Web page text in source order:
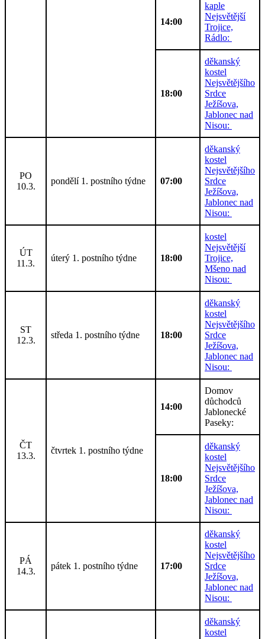
14:00
kaple
Nejsvětější
Trojice,
Rádlo:
18:00
děkanský
kostel
Nejsvětějšího
Srdce
Ježíšova,
Jablonec nad
Nisou:
PO
10.3.
pondělí 1. postního týdne 07:00
děkanský
kostel
Nejsvětějšího
Srdce
Ježíšova,
Jablonec nad
Nisou:
ÚT
11.3.
úterý 1. postního týdne 18:00
kostel
Nejsvětější
Trojice,
Mšeno nad
Nisou:
ST
12.3.
středa 1. postního týdne 18:00
děkanský
kostel
Nejsvětějšího
Srdce
Ježíšova,
Jablonec nad
Nisou:
ČT
13.3.
čtvrtek 1. postního týdne
14:00
Domov
důchodců
Jablonecké
Paseky:
18:00
děkanský
kostel
Nejsvětějšího
Srdce
Ježíšova,
Jablonec nad
Nisou:
PÁ
14.3.
pátek 1. postního týdne 17:00
děkanský
kostel
Nejsvětějšího
Srdce
Ježíšova,
Jablonec nad
Nisou:
děkanský
kostel